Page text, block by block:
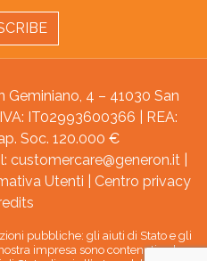
Geminiano, 4 – 41030 San
IT02993600366 | REA:
Soc. 120.000 €
customercare@generon.it
Utenti
Centro privacy
pubbliche: gli aiuti di Stato e gli
impresa sono contenuti nel